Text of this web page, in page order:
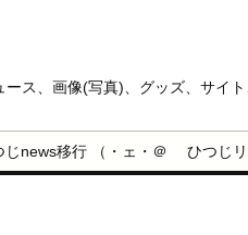
ス、画像(写真)、グッズ、サイ
じnews移行 （・ェ・＠ ひつじ